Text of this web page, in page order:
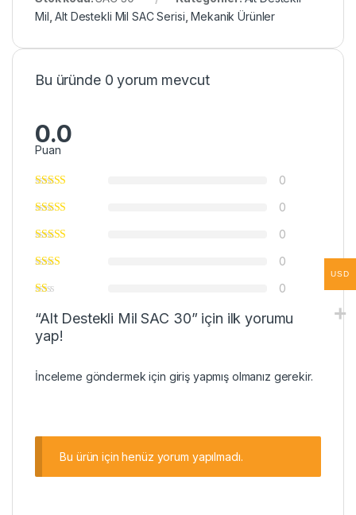
Mil ,Alt Destekli Mil SAC Serisi ,Mekanik Ürünler
Bu üründe 0 yorum mevcut
0.0
Puan
0
0
0
0
0
“Alt Destekli Mil SAC 30” için ilk yorumu
yap!
İnceleme göndermek için girişyapmış olmanız gerekir.
Bu ürün için henüz yorum yapılmadı.
USD